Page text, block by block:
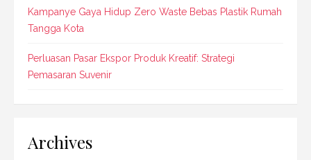
Kampanye Gaya Hidup Zero Waste Bebas Plastik Rumah
Tangga Kota
Perluasan Pasar Ekspor Produk Kreatif: Strategi
Pemasaran Suvenir
Archives